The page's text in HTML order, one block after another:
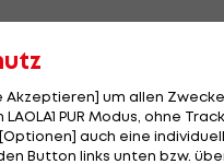
(Admira) oder
"Blackies" und wären
diesen Sommer
Akzeptieren] um allen
PUR Modus, ohne
auch eine
Button links unten bzw.